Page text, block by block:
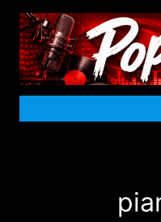
Doorgaan
naar
inhoud